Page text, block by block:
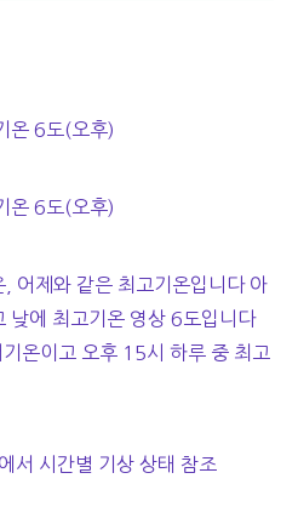
온 6도(오후)
온 6도(오후)
어제와 같은 최고기온입니다 아
낮에 최고기온 영상 6도입니다
온이고 오후 15시 하루 중 최고
서 시간별 기상 상태 참조